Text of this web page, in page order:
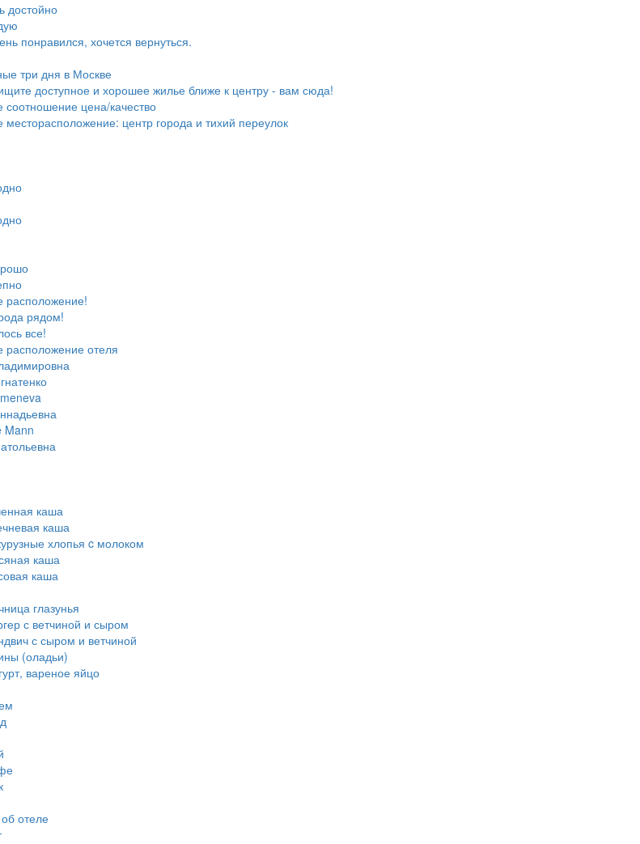
достойно
понравился, хочется вернуться.
три дня в Москве
доступное и хорошее жилье ближе к центру - вам сюда!
соотношение цена/качество
месторасположение: центр города и тихий переулок
расположение!
рядом!
все!
расположение отеля
Mann
каша
каша
хлопья c молоком
каша
каша
глазунья
с ветчиной и сыром
с сыром и ветчиной
(оладьи)
вареное яйцо
отеле